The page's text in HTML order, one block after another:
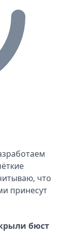
что
принесут
бюст